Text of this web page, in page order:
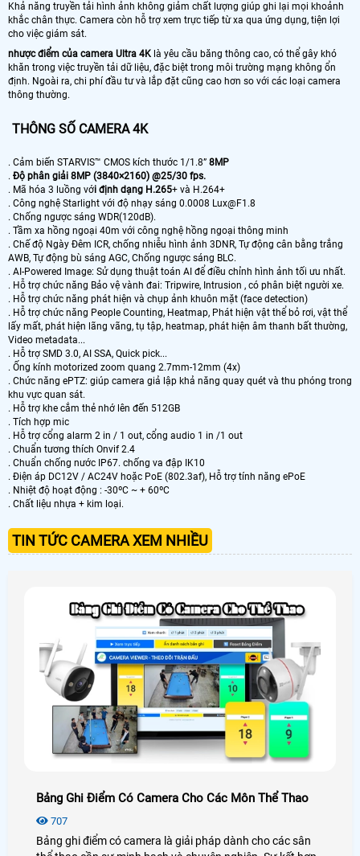
Khả năng truyền tải hình ảnh không giảm chất lượng giúp ghi lại mọi khoảnh
khắc chân thực. Camera còn hỗ trợ xem trực tiếp từ xa qua ứng dụng, tiện lợi
cho việc giám sát.
nhược điểm của camera Ultra 4K là yêu cầu băng thông cao, có thể gây khó
khăn trong việc truyền tải dữ liệu, đặc biệt trong môi trường mạng không ổn
định. Ngoài ra, chi phí đầu tư và lắp đặt cũng cao hơn so với các loại camera
thông thường.
THÔNG SỐ CAMERA 4K
. Cảm biến STARVIS™ CMOS kích thước 1/1.8” 8MP
. Độ phân giải 8MP (3840×2160) @25/30 fps.
. Mã hóa 3 luồng với định dạng H.265+ và H.264+
. Công nghệ Starlight với độ nhạy sáng 0.0008 Lux@F1.8
. Chống ngược sáng WDR(120dB).
. Tầm xa hồng ngoại 40m với công nghệ hồng ngoại thông minh
. Chế độ Ngày Đêm ICR, chống nhiễu hình ảnh 3DNR, Tự động cân bằng trắng
AWB, Tự động bù sáng AGC, Chống ngược sáng BLC.
. AI-Powered Image: Sử dụng thuật toán AI để điều chỉnh hình ảnh tối ưu nhất.
. Hỗ trợ chức năng Bảo vệ vành đai: Tripwire, Intrusion , có phân biệt người xe.
. Hỗ trợ chức năng phát hiện và chụp ảnh khuôn mặt (face detection)
. Hỗ trợ chức năng People Counting, Heatmap, Phát hiện vật thể bỏ rơi, vật thể
lấy mất, phát hiện lãng vãng, tụ tập, heatmap, phát hiện âm thanh bất thường,
Video metadata...
. Hỗ trợ SMD 3.0, AI SSA, Quick pick...
. Ống kính motorized zoom quang 2.7mm-12mm (4x)
. Chức năng ePTZ: giúp camera giả lập khả năng quay quét và thu phóng trong
khu vực quan sát.
. Hỗ trợ khe cắm thẻ nhớ lên đến 512GB
. Tích hợp mic
. Hỗ trợ cổng alarm 2 in / 1 out, cổng audio 1 in /1 out
. Chuẩn tương thích Onvif 2.4
. Chuẩn chống nước IP67. chống va đập IK10
. Điện áp DC12V / AC24V hoặc PoE (802.3af), Hỗ trợ tính năng ePoE
. Nhiệt độ hoạt động : -30ºC ~ + 60ºC
. Chất liệu nhựa + kim loại.
TIN TỨC CAMERA XEM NHIỀU
Bảng Ghi Điểm Có Camera Cho Các Môn Thể Thao
707
Bảng ghi điểm có camera là giải pháp dành cho các sân